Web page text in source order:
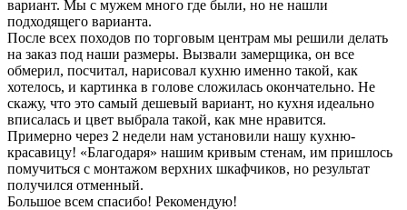
вариант. Мы с мужем много где были, но не нашли
подходящего варианта.
После всех походов по торговым центрам мы решили делать
на заказ под наши размеры. Вызвали замерщика, он все
обмерил, посчитал, нарисовал кухню именно такой, как
хотелось, и картинка в голове сложилась окончательно. Не
скажу, что это самый дешевый вариант, но кухня идеально
вписалась и цвет выбрала такой, как мне нравится.
Примерно через 2 недели нам установили нашу кухню-
красавицу! «Благодаря» нашим кривым стенам, им пришлось
помучиться с монтажом верхних шкафчиков, но результат
получился отменный.
Большое всем спасибо! Рекомендую!